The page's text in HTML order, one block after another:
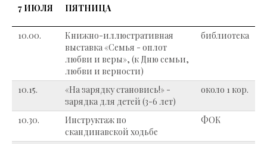
7 ИЮЛЯ ПЯТНИЦА
10.00.
Книжно-иллюстративная
выставка «Семья - оплот
любви и веры», (к Дню семьи,
любви и верности)
библиотека
10.15.
«На зарядку становись!» -
зарядка для детей (3-6 лет)
около 1 кор.
10.30.
Инструктаж по
скандинавской ходьбе
ФОК